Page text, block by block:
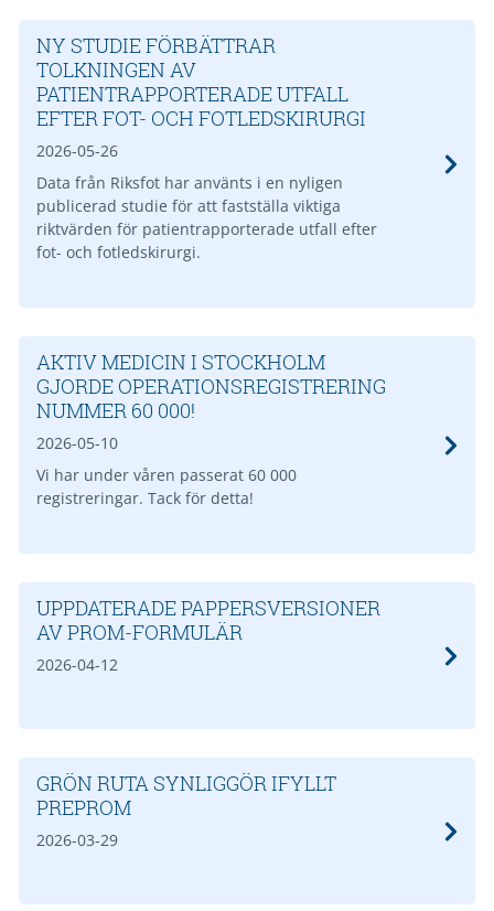
NY STUDIE FÖRBÄTTRAR
TOLKNINGEN AV
PATIENTRAPPORTERADE UTFALL
EFTER FOT- OCH FOTLEDSKIRURGI
2026-05-26
Data från Riksfot har använts i en nyligen
publicerad studie för att fastställa viktiga
riktvärden för patientrapporterade utfall efter
fot- och fotledskirurgi.
AKTIV MEDICIN I STOCKHOLM
GJORDE OPERATIONSREGISTRERING
NUMMER 60 000!
2026-05-10
Vi har under våren passerat 60 000
registreringar. Tack för detta!
UPPDATERADE PAPPERSVERSIONER
AV PROM-FORMULÄR
2026-04-12
GRÖN RUTA SYNLIGGÖR IFYLLT
PREPROM
2026-03-29